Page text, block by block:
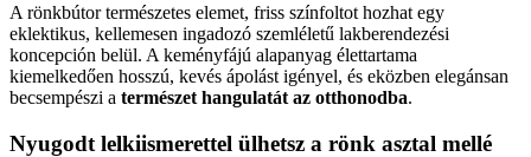
A rönkbútor természetes elemet, friss színfoltot hozhat egy
eklektikus, kellemesen ingadozó szemléletű lakberendezési
koncepción belül. A keményfájú alapanyag élettartama
kiemelkedően hosszú, kevés ápolást igényel, és eközben elegánsan
becsempészi a természet hangulatát az otthonodba.
Nyugodt lelkiismerettel ülhetsz a rönk asztal mellé